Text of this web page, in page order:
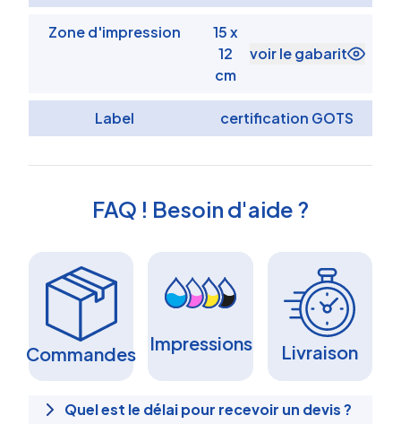
Zone d'impression
15 x
12
cm
voir le gabarit
Label certification GOTS
FAQ ! Besoin d'aide ?
Commandes Impressions Livraison
Quel est le délai pour recevoir un devis ?